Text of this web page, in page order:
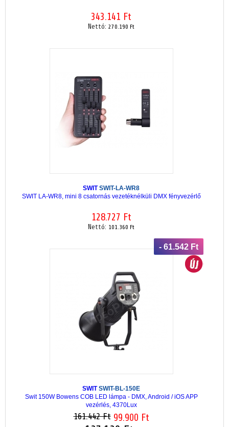
343.141 Ft
Nettó: 270.190 Ft
SWITSWIT-LA-WR8
SWIT LA-WR8, mini 8 csatornás vezetéknélküli DMX fényvezérlő
128.727 Ft
Nettó: 101.360 Ft
- 61.542 Ft
SWITSWIT-BL-150E
Swit 150W Bowens COB LED lámpa - DMX, Android / iOS APP
vezérlés, 4370Lux
161.442 Ft 99.900 Ft